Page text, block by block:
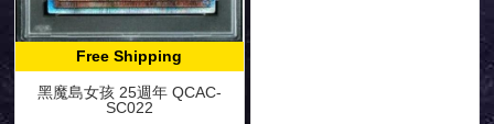
Free Shipping
黑魔島女孩 25週年 QCAC-
SC022